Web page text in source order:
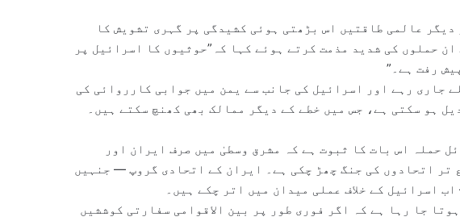
عالمی طاقتیں اس بڑھتی ہوئی کشیدگی پر گہری تشویش کا
حملوں کی شدید مذمت کرتے ہوئے کہا کہ”حوثیوں کا اسرائیل پر
رفت ہے۔”
جاری رہے اور اسرائیل کی جانب سے یمن میں جوابی کارروائی کی
ہو سکتی ہے، جس میں خطے کے دیگر ممالک بھی کھنچ سکتے ہیں۔
حملہ اس بات کا ثبوت ہے کہ مشرق وسطیٰ میں صرف ایران اور
تر اتحادوں کی جنگ چھڑ چکی ہے۔ ایران کے اتحادی گروپ — جنہیں
اسرائیل کے خلاف عملی میدان میں اتر چکے ہیں۔
جا رہا ہے کہ اگر فوری طور پر بین الاقوامی سفارتی کوششیں